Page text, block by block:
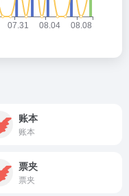
账本
账本
票夹
票夹